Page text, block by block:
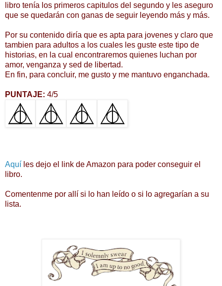
libro tenía los primeros capitulos del segundo y les aseguro
que se quedarán con ganas de seguir leyendo más y más.
Por su contenido diría que es apta para jovenes y claro que
tambien para adultos a los cuales les guste este tipo de
historias, en la cual encontraremos quienes luchan por
amor, venganza y sed de libertad.
En fin, para concluir, me gusto y me mantuvo enganchada.
PUNTAJE: 4/5
Aquí les dejo el link de Amazon para poder conseguir el
libro.
Comentenme por allí si lo han leído o si lo agregarían a su
lista.